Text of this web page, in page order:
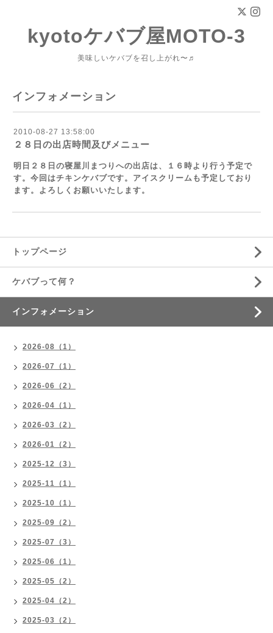
kyotoケバブ屋MOTO-3
美味しいケバブを召し上がれ〜♬
インフォメーション
2010-08-27 13:58:00
２８日の出店時間及びメニュー
明日２８日の寝屋川まつりへの出店は、１６時より行う予定で
す。今回はチキンケバブです。アイスクリームも予定しており
ます。よろしくお願いいたします。
トップページ
ケバブって何？
インフォメーション
2026-08（1）
2026-07（1）
2026-06（2）
2026-04（1）
2026-03（2）
2026-01（2）
2025-12（3）
2025-11（1）
2025-10（1）
2025-09（2）
2025-07（3）
2025-06（1）
2025-05（2）
2025-04（2）
2025-03（2）